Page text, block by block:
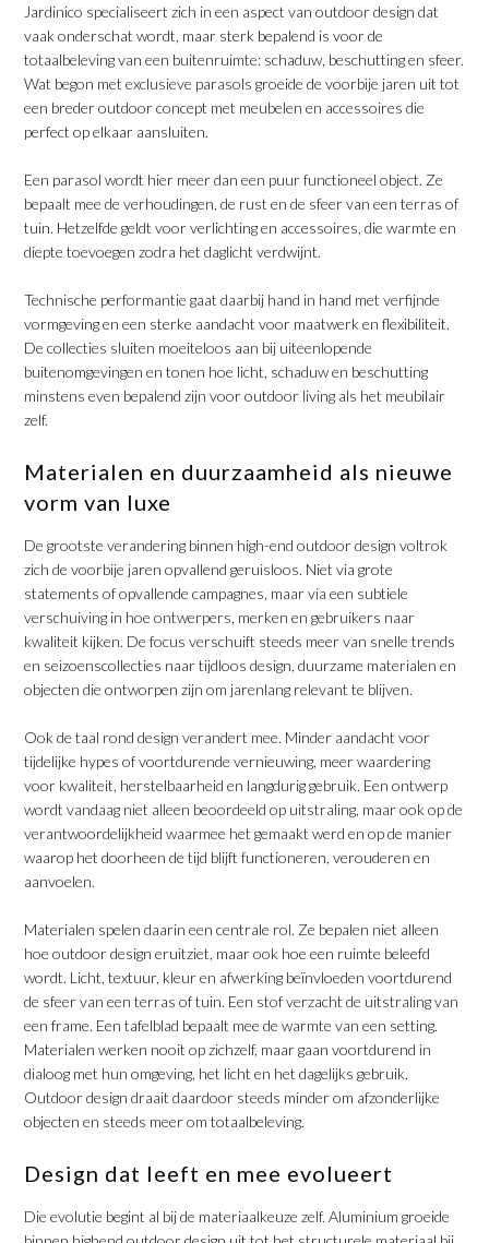
​Jardinico specialiseert zich in een aspect van outdoor design dat
vaak onderschat wordt, maar sterk bepalend is voor de
totaalbeleving van een buitenruimte: schaduw, beschutting en sfeer.
Wat begon met exclusieve parasols groeide de voorbije jaren uit tot
een breder outdoor concept met meubelen en accessoires die
perfect op elkaar aansluiten.
​Een parasol wordt hier meer dan een puur functioneel object. Ze
bepaalt mee de verhoudingen, de rust en de sfeer van een terras of
tuin. Hetzelfde geldt voor verlichting en accessoires, die warmte en
diepte toevoegen zodra het daglicht verdwijnt.
​Technische performantie gaat daarbij hand in hand met verfijnde
vormgeving en een sterke aandacht voor maatwerk en flexibiliteit.
De collecties sluiten moeiteloos aan bij uiteenlopende
buitenomgevingen en tonen hoe licht, schaduw en beschutting
minstens even bepalend zijn voor outdoor living als het meubilair
zelf.
​Materialen en duurzaamheid als nieuwe
vorm van luxe
​De grootste verandering binnen high-end outdoor design voltrok
zich de voorbije jaren opvallend geruisloos. Niet via grote
statements of opvallende campagnes, maar via een subtiele
verschuiving in hoe ontwerpers, merken en gebruikers naar
kwaliteit kijken. De focus verschuift steeds meer van snelle trends
en seizoenscollecties naar tijdloos design, duurzame materialen en
objecten die ontworpen zijn om jarenlang relevant te blijven.
​Ook de taal rond design verandert mee. Minder aandacht voor
tijdelijke hypes of voortdurende vernieuwing, meer waardering
voor kwaliteit, herstelbaarheid en langdurig gebruik. Een ontwerp
wordt vandaag niet alleen beoordeeld op uitstraling, maar ook op de
verantwoordelijkheid waarmee het gemaakt werd en op de manier
waarop het doorheen de tijd blijft functioneren, verouderen en
aanvoelen.
​Materialen spelen daarin een centrale rol. Ze bepalen niet alleen
hoe outdoor design eruitziet, maar ook hoe een ruimte beleefd
wordt. Licht, textuur, kleur en afwerking beïnvloeden voortdurend
de sfeer van een terras of tuin. Een stof verzacht de uitstraling van
een frame. Een tafelblad bepaalt mee de warmte van een setting.
Materialen werken nooit op zichzelf, maar gaan voortdurend in
dialoog met hun omgeving, het licht en het dagelijks gebruik.
Outdoor design draait daardoor steeds minder om afzonderlijke
objecten en steeds meer om totaalbeleving.
​Design dat leeft en mee evolueert
​Die evolutie begint al bij de materiaalkeuze zelf. Aluminium groeide